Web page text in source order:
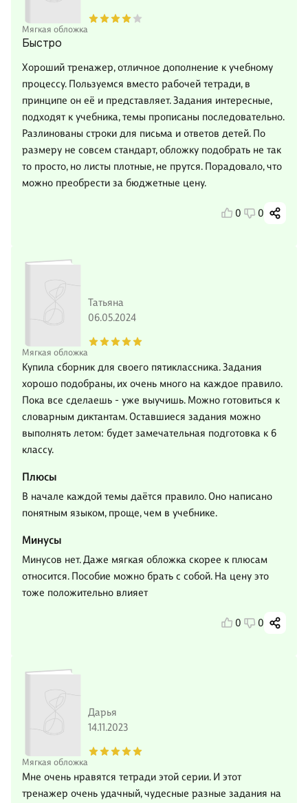
Мягкая обложка
Быстро
Хороший тренажер, отличное дополнение к учебному
процессу. Пользуемся вместо рабочей тетради, в
принципе он её и представляет. Задания интересные,
подходят к учебника, темы прописаны последовательно.
Разлинованы строки для письма и ответов детей. По
размеру не совсем стандарт, обложку подобрать не так
то просто, но листы плотные, не прутся. Порадовало, что
можно преобрести за бюджетные цену.
0 0
Мягкая обложка
Татьяна
06.05.2024
Купила сборник для своего пятиклассника. Задания
хорошо подобраны, их очень много на каждое правило.
Пока все сделаешь - уже выучишь. Можно готовиться к
словарным диктантам. Оставшиеся задания можно
выполнять летом: будет замечательная подготовка к 6
классу.
Плюсы
В начале каждой темы даётся правило. Оно написано
понятным языком, проще, чем в учебнике.
Минусы
Минусов нет. Даже мягкая обложка скорее к плюсам
относится. Пособие можно брать с собой. На цену это
тоже положительно влияет
0 0
Мягкая обложка
Дарья
14.11.2023
Мне очень нравятся тетради этой серии. И этот
тренажер очень удачный, чудесные разные задания на